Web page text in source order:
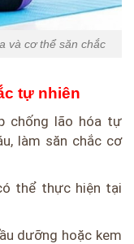
và cơ thể săn chắc
tự nhiên
chống lão hóa tự
làm săn chắc cơ
thể thực hiện tại
dưỡng hoặc kem